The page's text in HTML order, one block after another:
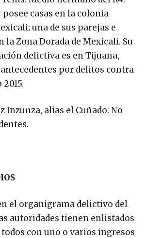
casas en la colonia
una de sus parejas e
la Zona Dorada de Mexicali. Su
delictiva es en Tijuana,
por delitos contra
Inzunza, alias el Cuñado: No
el organigrama delictivo del
autoridades tienen enlistados
con uno o varios ingresos